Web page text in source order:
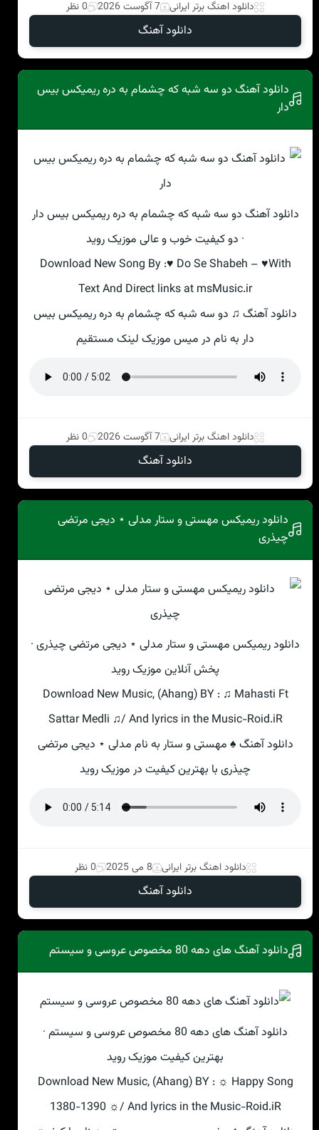
دانلود اهنگ برتر ایرانی 7 آگوست 2026 0 نظر
دانلود آهنگ
دانلود آهنگ دو سه شبه که چشمام به دره ریمیکس بیس
دار
دانلود آهنگ دو سه شبه که چشمام به دره ریمیکس بیس دار
· دو کیفیت خوب و عالی موزیک روید
Download New Song By :♥ Do Se Shabeh – ♥With
Text And Direct links at msMusic.ir
دانلود آهنگ ♫ دو سه شبه که چشمام به دره ریمیکس بیس
دار به نام در میس موزیک لینک مستقیم
دانلود اهنگ برتر ایرانی 7 آگوست 2026 0 نظر
دانلود آهنگ
دانلود ریمیکس مهستی و ستار مدلی ⋆ دیجی مرتضی
چیذری
دانلود ریمیکس مهستی و ستار مدلی ⋆ دیجی مرتضی چیذری ·
پخش آنلاین موزیک روید
Download New Music, (Ahang) BY : ♫ Mahasti Ft
Sattar Medli ♫/ And lyrics in the Music-Roid.iR
دانلود آهنگ ♠ مهستی و ستار به نام مدلی ⋆ دیجی مرتضی
چیذری با بهترین کیفیت در موزیک روید
دانلود اهنگ برتر ایرانی 8 می 2025 0 نظر
دانلود آهنگ
دانلود آهنگ های دهه 80 مخصوص عروسی و سیستم
دانلود آهنگ های دهه 80 مخصوص عروسی و سیستم ·
بهترین کیفیت موزیک روید
Download New Music, (Ahang) BY : ☼ Happy Song
1380-1390 ☼/ And lyrics in the Music-Roid.iR